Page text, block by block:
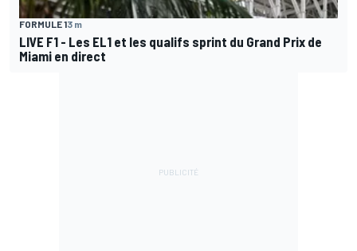
FORMULE 13 m
LIVE F1 - Les EL1 et les qualifs sprint du Grand Prix de
Miami en direct